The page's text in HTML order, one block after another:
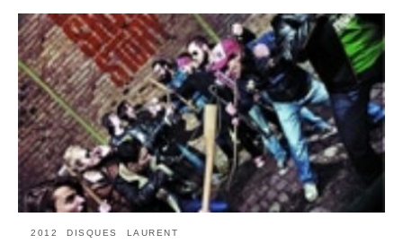
2012 DISQUES LAURENT